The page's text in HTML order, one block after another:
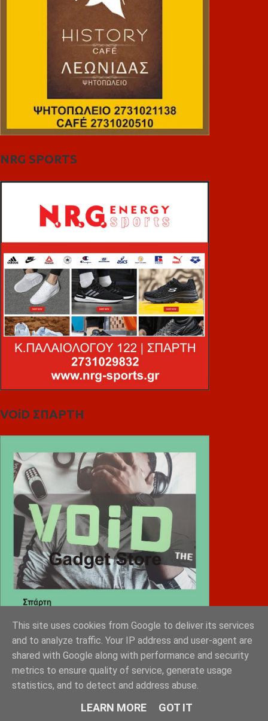
NRG SPORTS
VOiD ΣΠΑΡΤΗ
Diafimistes.gr
This site uses cookies from Google to deliver its services
and to analyze traffic. Your IP address and user-agent are
shared with Google along with performance and security
metrics to ensure quality of service, generate usage
statistics, and to detect and address abuse.
LEARN MORE GOT IT